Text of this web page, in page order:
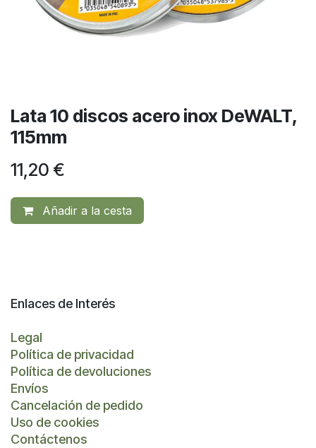
Lata 10 discos acero inox DeWALT,
115mm
11,20 €
Añadir a la cesta
Enlaces de Interés
Legal
Política de privacidad
Política de devoluciones
Envíos
Cancelación de pedido
Uso de cookies
Contáctenos